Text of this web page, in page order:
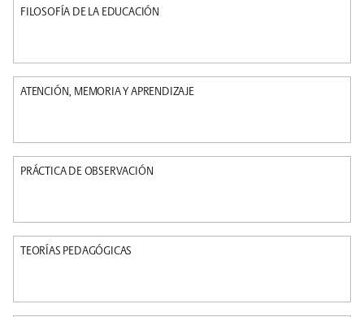
FILOSOFÍA DE LA EDUCACIÓN
ATENCIÓN, MEMORIA Y APRENDIZAJE
PRÁCTICA DE OBSERVACIÓN
TEORÍAS PEDAGÓGICAS